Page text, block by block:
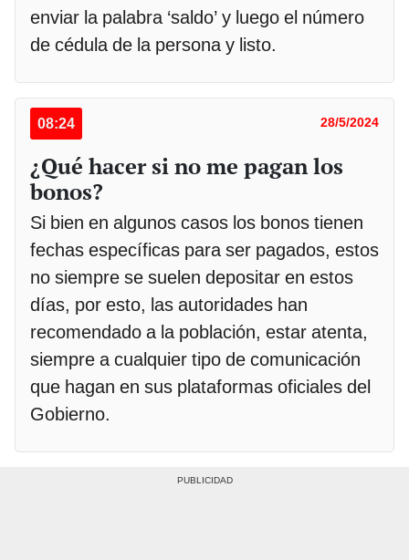
enviar la palabra ‘saldo’ y luego el número
de cédula de la persona y listo.
08:24 28/5/2024
¿Qué hacer si no me pagan los
bonos?
Si bien en algunos casos los bonos tienen
fechas específicas para ser pagados, estos
no siempre se suelen depositar en estos
días, por esto, las autoridades han
recomendado a la población, estar atenta,
siempre a cualquier tipo de comunicación
que hagan en sus plataformas oficiales del
Gobierno.